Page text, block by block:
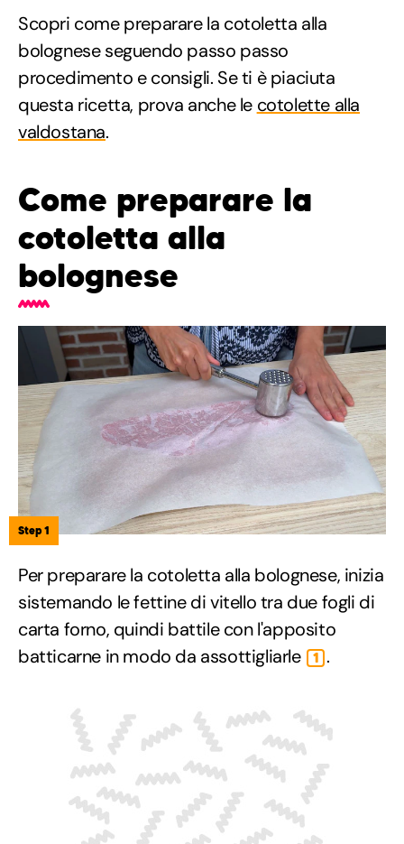
Scopri come preparare la cotoletta alla
bolognese seguendo passo passo
procedimento e consigli. Se ti è piaciuta
questa ricetta, prova anche le cotolette alla
valdostana.
Come preparare la
cotoletta alla
bolognese
Step 1
Per preparare la cotoletta alla bolognese, inizia
sistemando le fettine di vitello tra due fogli di
carta forno, quindi battile con l'apposito
batticarne in modo da assottigliarle
1 .